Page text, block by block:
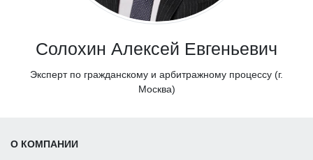
Солохин Алексей Евгеньевич
Эксперт по гражданскому и арбитражному процессу (г.
Москва)
О КОМПАНИИ